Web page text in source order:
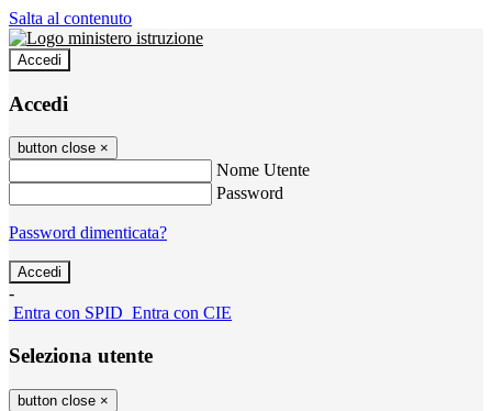
Salta al contenuto
Accedi
Accedi
button close ×
Nome Utente
Password
Password dimenticata?
-
Entra con SPID Entra con CIE
Seleziona utente
button close ×